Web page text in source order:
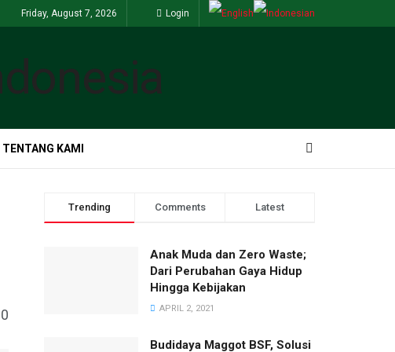
Friday, August 7, 2026 Login
TENTANG KAMI
0
Trending Comments Latest
Anak Muda dan Zero Waste;
Dari Perubahan Gaya Hidup
Hingga Kebijakan
APRIL 2, 2021
Budidaya Maggot BSF, Solusi